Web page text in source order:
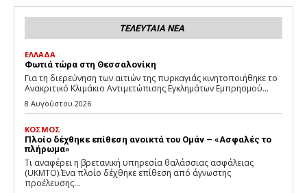
ΤΕΛΕΥΤΑΙΑ ΝΕΑ
ΕΛΛΑΔΑ
Φωτιά τώρα στη Θεσσαλονίκη
Για τη διερεύνηση των αιτιών της πυρκαγιάς κινητοποιήθηκε το
Ανακριτικό Κλιμάκιο Αντιμετώπισης Εγκλημάτων Εμπρησμού...
8 Αυγούστου 2026
ΚΟΣΜΟΣ
Πλοίο δέχθηκε επίθεση ανοικτά του Ομάν – «Ασφαλές το
πλήρωμα»
Τι αναφέρει η βρετανική υπηρεσία θαλάσσιας ασφάλειας
(UKMTO).Ένα πλοίο δέχθηκε επίθεση από άγνωστης
προέλευσης...